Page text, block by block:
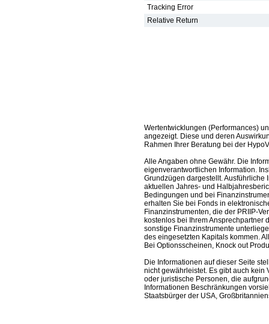
Tracking Error
Relative Return
Wertentwicklungen (Performances)
angezeigt. Diese und deren
Rahmen Ihrer Beratung bei der
Alle Angaben ohne Gewähr. Die
eigenverantwortlichen Information.
Grundzügen dargestellt.
aktuellen Jahres- und
Bedingungen und bei
erhalten Sie bei Fonds in
Finanzinstrumenten, die der PRIIP-
kostenlos bei Ihrem Ansprechpartner
sonstige Finanzinstrumente
des eingesetzten Kapitals kommen.
Bei Optionsscheinen, Knock out
Die Informationen auf dieser Seite
nicht gewährleistet. Es gibt auch kein
oder juristische Personen, die
Informationen Beschränkungen
Staatsbürger der USA,